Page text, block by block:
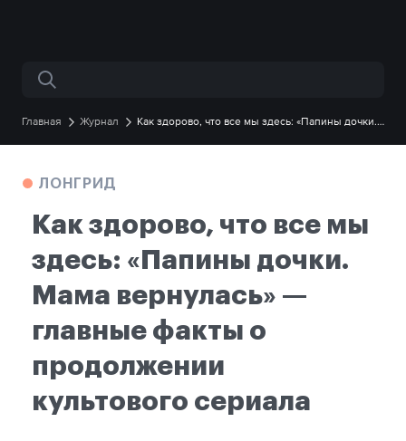
Поиск по сайту
Главная Журнал
Как здорово, что все мы здесь: «Папины дочки.
ЛОНГРИД
Как здорово, что все мы
здесь: «Папины дочки.
Мама вернулась» —
главные факты о
продолжении
культового сериала